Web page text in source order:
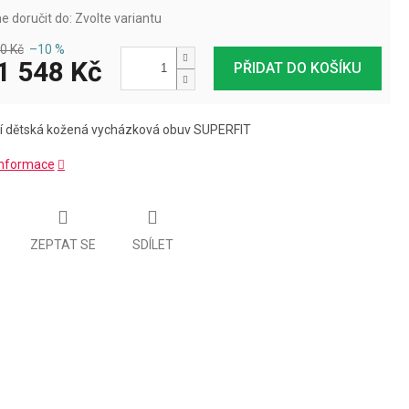
doručit do: Zvolte variantu
PŘIDAT DO KOŠÍKU
Kč –10 %
548 Kč
dětská kožená vycházková obuv SUPERFIT
ZEPTAT SE SDÍLET